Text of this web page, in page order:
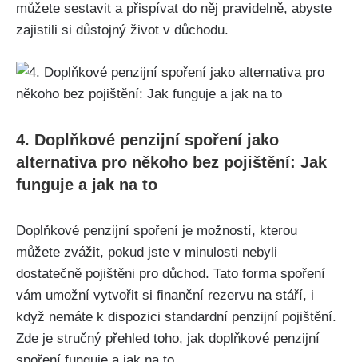
můžete sestavit a přispívat do něj pravidelně, abyste
zajistili si důstojný život v důchodu.
4. Doplňkové penzijní spoření jako
alternativa pro někoho bez pojištění: Jak
funguje a jak na to
Doplňkové penzijní spoření je možností, kterou
můžete zvážit, pokud jste v minulosti nebyli
dostatečně pojištěni pro důchod. Tato forma spoření
vám umožní vytvořit si finanční rezervu na stáří, i
když nemáte k dispozici standardní penzijní pojištění.
Zde je stručný přehled toho, jak doplňkové penzijní